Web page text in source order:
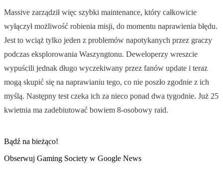
Massive zarządził więc szybki maintenance, który całkowicie
wyłączył możliwość robienia misji, do momentu naprawienia błędu.
Jest to wciąż tylko jeden z problemów napotykanych przez graczy
podczas eksplorowania Waszyngtonu. Deweloperzy wreszcie
wypuścili jednak długo wyczekiwany przez fanów update i teraz
mogą skupić się na naprawianiu tego, co nie poszło zgodnie z ich
myślą. Następny test czeka ich za nieco ponad dwa tygodnie. Już 25
kwietnia ma zadebiutować bowiem 8-osobowy raid.
Bądź na bieżąco!
Obserwuj Gaming Society w Google News